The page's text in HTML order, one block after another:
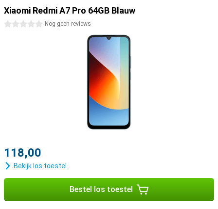
Xiaomi Redmi A7 Pro 64GB Blauw
0 sterrenNog geen reviews
118,00
Bekijk los toestel
Bestel los toestel